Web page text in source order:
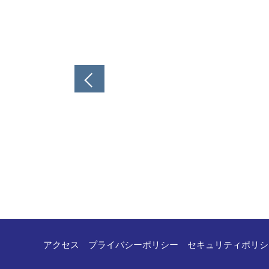
アクセス プライバシーポリシー セキュリティポリ